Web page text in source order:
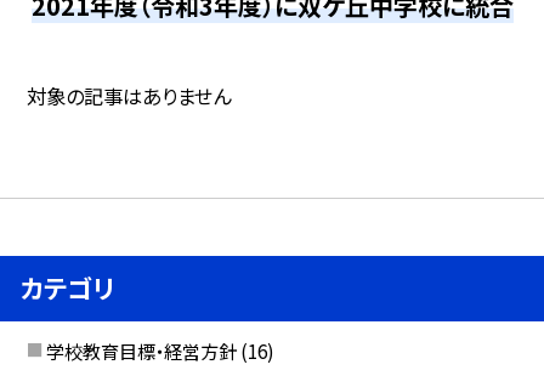
対象の記事はありません
カテゴリ
学校教育目標・経営方針 (16)